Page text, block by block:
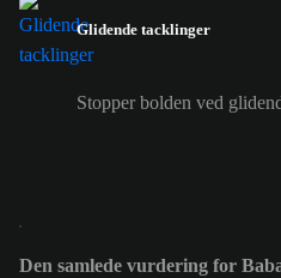
Glidende tacklinger
Stopper bolden ved
Den samlede vurdering for